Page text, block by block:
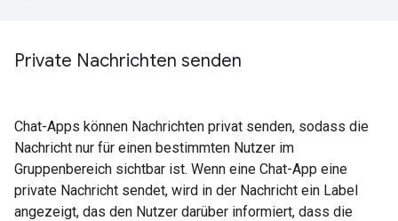
Private Nachrichten senden
Chat-Apps können Nachrichten privat senden, sodass die
Nachricht nur für einen bestimmten Nutzer im
Gruppenbereich sichtbar ist. Wenn eine Chat-App eine
private Nachricht sendet, wird in der Nachricht ein Label
angezeigt, das den Nutzer darüber informiert, dass die